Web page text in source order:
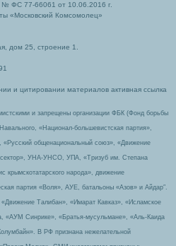
№ ФС 77-66061 от 10.06.2016 г.
«Московский Комсомолец»
дом 25, строение 1.
и цитировании материалов активная ссылка
и запрещены организации ФБК (Фонд борьбы
«Национал-большевистская партия»,
общенациональный союз», «Движение
сектор», УНА-УНСО, УПА, «Тризуб им. Степана
крымскотатарского народа», движение
партия «Воля», АУЕ, батальоны «Азов» и Айдар″.
Талибан», «Имарат Кавказ», «Исламское
«АУМ Синрике», «Братья-мусульмане», «Аль-Каида
В РФ признана нежелательной